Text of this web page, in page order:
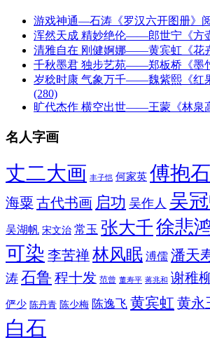
游戏神通—石涛《罗汉六开图册》
浑然天成 精妙绝伦——郎世宁《方
清雅自在 刚健婀娜——黄宾虹《花
千秋墨君 独步艺苑——郑板桥《墨
岁稔时康 气象万千——魏紫熙《红
(280)
旷代杰作 横空出世——王蒙《林泉
名人字画
丈二大画 丰子恺 何家英 傅抱石
海粟 古代书画 启功 吴作人 吴
吴湖帆 宋文治 常玉 张大千徐悲
可染 李苦禅林风眠 溥儒 潘天
涛 石鲁 程十发 范曾 董寿平 蒋兆和 谢稚
俨少 陈丹青 陈少梅 陈逸飞 黄宾虹 黄永
白石